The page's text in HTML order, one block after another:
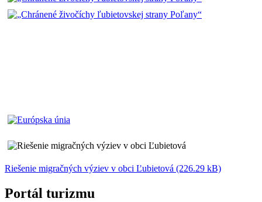
Riešenie migračných výziev v obci Ľubietová (226.29 kB)
Portál turizmu